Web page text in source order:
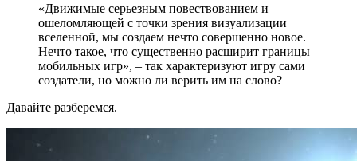
«Движимые серьезным повествованием и
ошеломляющей с точки зрения визуализации
вселенной, мы создаем нечто совершенно новое.
Нечто такое, что существенно расширит границы
мобильных игр», – так характеризуют игру сами
создатели, но можно ли верить им на слово?
Давайте разберемся.